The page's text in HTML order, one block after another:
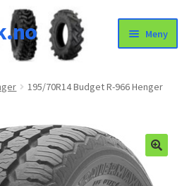
Meny
195/70R14 Budget R-966 Henger